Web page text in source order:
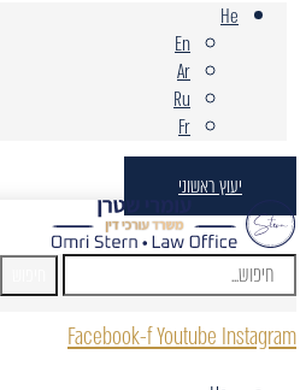
He
En
Ar
Ru
Fr
יעוץ ראשוני
Facebook-fYoutube Instagram